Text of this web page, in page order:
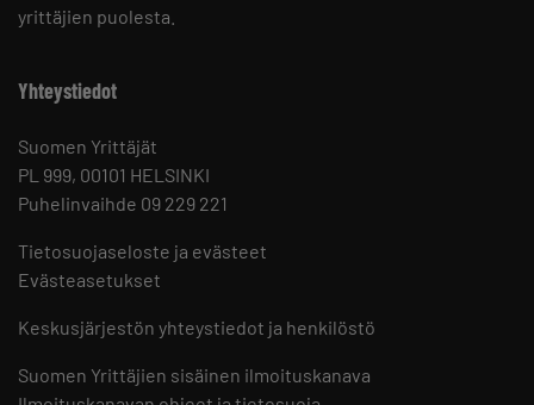
yrittäjien puolesta.
Yhteystiedot
Suomen Yrittäjät
PL 999, 00101 HELSINKI
Puhelinvaihde 09 229 221
Tietosuojaseloste ja evästeet
Evästeasetukset
Keskusjärjestön yhteystiedot ja henkilöstö
Suomen Yrittäjien sisäinen ilmoituskanava